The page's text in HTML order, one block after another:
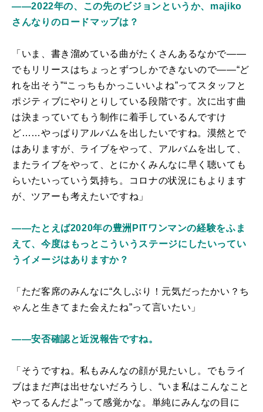
――2022年の、この先のビジョンというか、majiko
さんなりのロードマップは？
「いま、書き溜めている曲がたくさんあるなかで――
でもリリースはちょっとずつしかできないので――“ど
れを出そう”“こっちもかっこいいよね”ってスタッフと
ポジティブにやりとりしている段階です。次に出す曲
は決まっていてもう制作に着手しているんですけ
ど……やっぱりアルバムを出したいですね。漠然とで
はありますが、ライブをやって、アルバムを出して、
またライブをやって、とにかくみんなに早く聴いても
らいたいっていう気持ち。コロナの状況にもよります
が、ツアーも考えたいですね」
――たとえば2020年の豊洲PITワンマンの経験をふま
えて、今度はもっとこういうステージにしたいってい
うイメージはありますか？
「ただ客席のみんなに“久しぶり！元気だったかい？ち
ゃんと生きてまた会えたね”って言いたい」
――安否確認と近況報告ですね。
「そうですね。私もみんなの顔が見たいし。でもライ
ブはまだ声は出せないだろうし、“いま私はこんなこと
やってるんだよ”って感覚かな。単純にみんなの目に